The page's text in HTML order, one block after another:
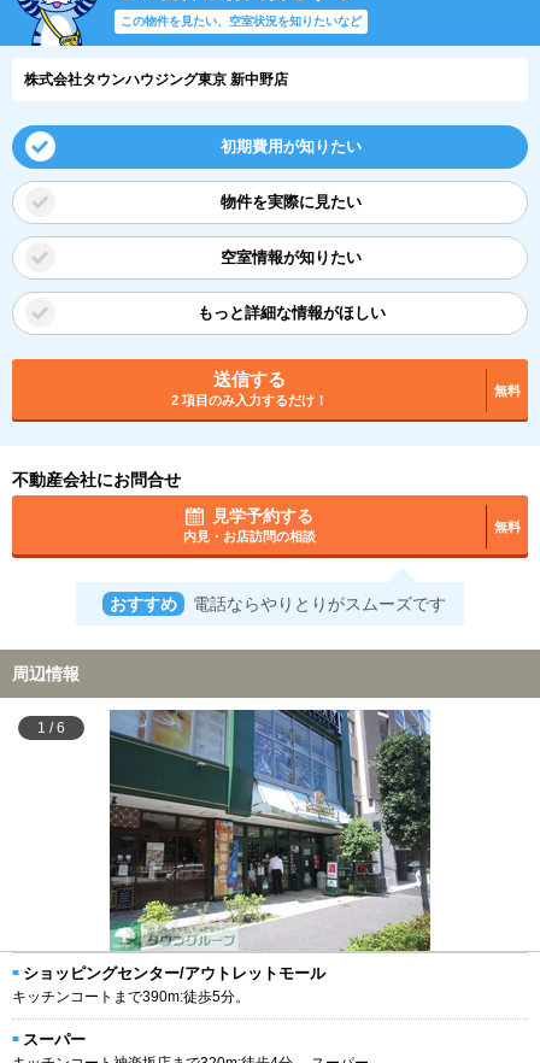
この物件を見たい、空室状況を知りたいなど
株式会社タウンハウジング東京 新中野店
初期費用が知りたい
物件を実際に見たい
空室情報が知りたい
もっと詳細な情報がほしい
送信する
2 項目のみ入力するだけ！
無料
不動産会社にお問合せ
見学予約する
内見・お店訪問の相談
無料
おすすめ 電話ならやりとりがスムーズです
周辺情報
1 /6
ショッピングセンター/アウトレットモール
キッチンコートまで390m:徒歩5分。
スーパー